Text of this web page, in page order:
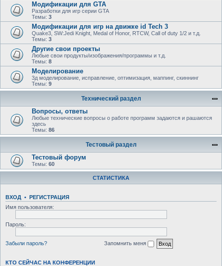
Модификации для GTA
Разработки для игр серии GTA
Темы: 3
Модификации для игр на движке id Tech 3
Quake3, SW:Jedi Knight, Medal of Honor, RTCW, Call of duty 1/2 и т.д.
Темы: 3
Другие свои проекты
Любые свои продукты/изображения/программы и т.д.
Темы: 8
Моделирование
3д моделирование, исправление, оптимизация, маппинг, скиннинг
Темы: 9
Технический раздел
Вопросы, ответы
Любыe технические вопросы о работе программ задаются и рашаются
здесь
Темы: 86
Тестовый раздел
Тестовый форум
Темы: 60
СТАТИСТИКА
ВХОД • РЕГИСТРАЦИЯ
Имя пользователя:
Пароль:
Забыли пароль? Запомнить меня
КТО СЕЙЧАС НА КОНФЕРЕНЦИИ